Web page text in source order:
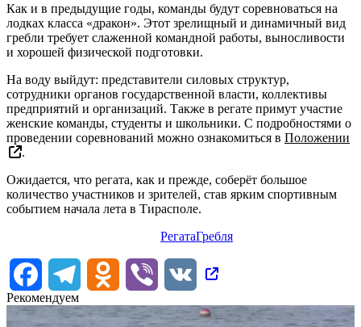
Как и в предыдущие годы, команды будут соревноваться на
лодках класса «дракон». Этот зрелищный и динамичный вид
гребли требует слаженной командной работы, выносливости
и хорошей физической подготовки.
На воду выйдут: представители силовых структур,
сотрудники органов государственной власти, коллективы
предприятий и организаций. Также в регате примут участие
женские команды, студенты и школьники. С подробностями о
проведении соревнований можно ознакомиться в Положении
.
Ожидается, что регата, как и прежде, соберёт большое
количество участников и зрителей, став ярким спортивным
событием начала лета в Тирасполе.
РегатаГребля
FacebookTelegram Odnoklassniki
Viber
VK
Рекомендуем